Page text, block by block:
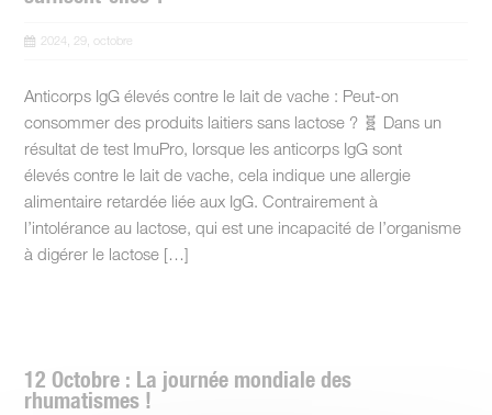
2024, 29, octobre
Anticorps IgG élevés contre le lait de vache : Peut-on
consommer des produits laitiers sans lactose ? 🧬 Dans un
résultat de test ImuPro, lorsque les anticorps IgG sont
élevés contre le lait de vache, cela indique une allergie
alimentaire retardée liée aux IgG. Contrairement à
l’intolérance au lactose, qui est une incapacité de l’organisme
à digérer le lactose […]
12 Octobre : La journée mondiale des
rhumatismes !